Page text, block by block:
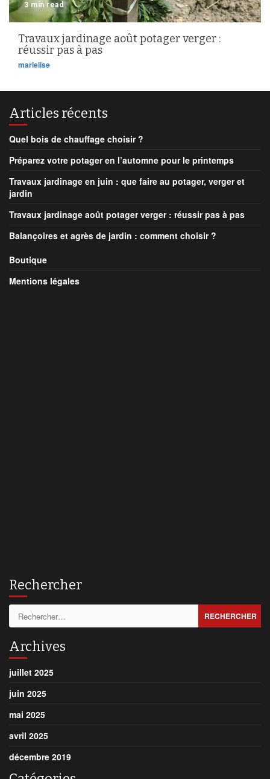
3 min read
Travaux jardinage août potager verger :
réussir pas à pas
marielise
Articles récents
Quel bois de chauffage choisir ?
Préparez votre potager en l’automne pour le printemps
Travaux jardinage en juin : que faire au potager, verger et
jardin
Travaux jardinage août potager verger : réussir pas à pas
Balançoires et agrès de jardin : comment choisir ?
Boutique
Mentions légales
Rechercher
Archives
juillet 2025
juin 2025
mai 2025
avril 2025
décembre 2019